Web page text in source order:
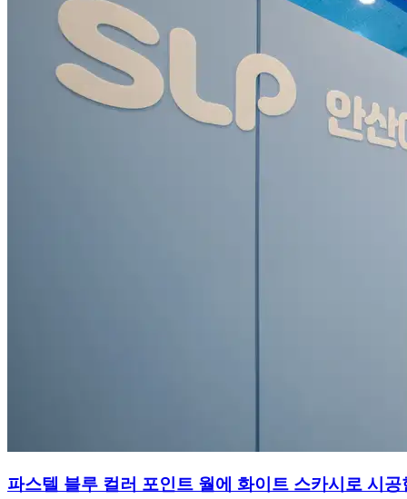
파스텔 블루 컬러 포인트 월에 화이트 스카시로 시공